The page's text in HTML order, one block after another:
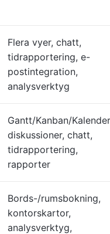
Flera vyer, chatt,
tidrapportering, e-
postintegration,
analysverktyg
Gantt/Kanban/
diskussioner, chatt,
tidrapportering,
rapporter
Bords-/rumsbokning,
kontorskartor,
analysverktyg,